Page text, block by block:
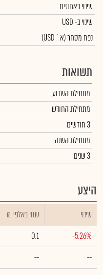
שינוי באחוזים
שינויב- USD
נפח מסחר(א` USD)
תשואות
מתחילת השבוע
מתחילת החודש
3 חודשים
מתחילת השנה
3 שנים
היצע
שינוי ₪ שווי באלפי
-5.26%
0.1
--
--